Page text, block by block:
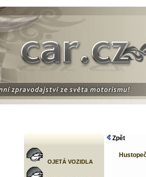
OJETÁ VOZIDLA
Zpět